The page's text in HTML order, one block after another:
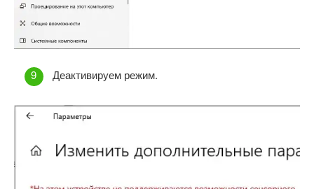
Деактивируем режим.